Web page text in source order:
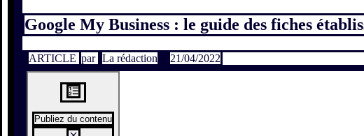
Google My Business : le guide des fiches
ARTICLE par La rédaction 21/04/2022
Publiez du contenu